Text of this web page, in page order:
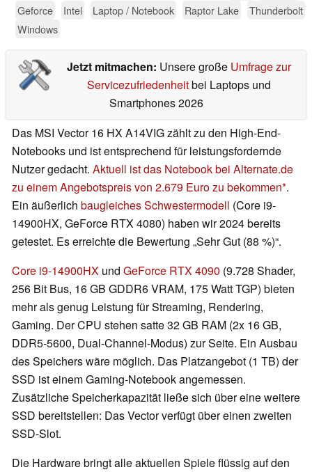
Geforce
Intel Laptop / Notebook Raptor Lake
Thunderbolt
Windows
Jetzt mitmachen: Unsere große Umfrage zur
Servicezufriedenheitbei Laptops und
Smartphones 2026
Das MSI Vector 16 HX A14VIG zählt zu den High-End-
Notebooks und ist entsprechend für leistungsfordernde
Nutzer gedacht. Aktuell ist das Notebook bei Alternate.de
zu einem Angebotspreis von 2.679 Euro zu bekommen .
Ein äußerlich baugleiches Schwestermodell (Core i9-
14900HX, GeForce RTX 4080) haben wir 2024 bereits
getestet. Es erreichte die Bewertung „Sehr Gut (88 %)“.
Core i9-14900HX und GeForce RTX 4090 (9.728 Shader,
256 Bit Bus, 16 GB GDDR6 VRAM, 175 Watt TGP) bieten
mehr als genug Leistung für Streaming, Rendering,
Gaming. Der CPU stehen satte 32 GB RAM (2x 16 GB,
DDR5-5600, Dual-Channel-Modus) zur Seite. Ein Ausbau
des Speichers wäre möglich. Das Platzangebot (1 TB) der
SSD ist einem Gaming-Notebook angemessen.
Zusätzliche Speicherkapazität ließe sich über eine weitere
SSD bereitstellen: Das Vector verfügt über einen zweiten
SSD-Slot.
Die Hardware bringt alle aktuellen Spiele flüssig auf den